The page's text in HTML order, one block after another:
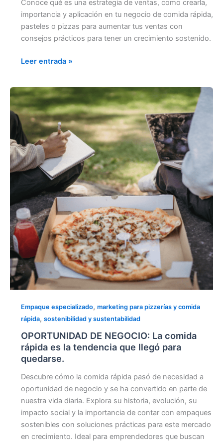
Conoce qué es una estrategia de ventas, como crearla,
importancia y aplicación en tu negocio de comida rápida,
pasteles o pizzas para aumentar tus ventas con
consejos prácticos para tener un crecimiento sostenido.
Leer entrada »
Empaque especializado, marketing para pizzerías y comida
rápida, sostenibilidad y sustentabilidad
OPORTUNIDAD DE NEGOCIO: La comida
rápida es la tendencia que llegó para
quedarse.
Descubre cómo la comida rápida pasó de necesidad a
oportunidad de negocio y se ha convertido en parte de
nuestra vida diaria. Explora su historia, evolución, su
impacto social y la importancia de contar con empaques
sostenibles con soluciones prácticas para este mercado
en crecimiento. Ideal para emprendedores que buscan
OPORTUNIDAD
DE
NEGOCIO:
La
comida
rápida
es
la
que
llegó
para
quedarse.